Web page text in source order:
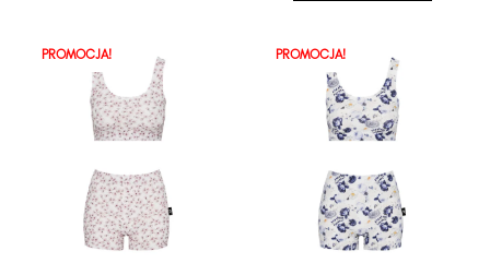
PROMOCJA! PROMOCJA!